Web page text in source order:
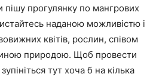
пішу прогулянку по мангрових
наданою можливістю і
квітів, рослин, співом
природою. Щоб провести
тут хоча б на кілька